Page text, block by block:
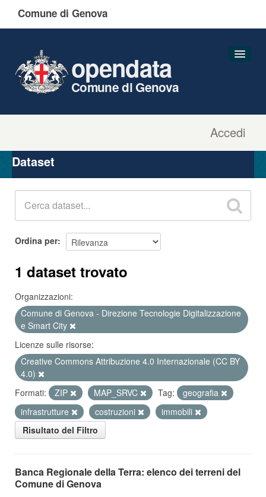
Comune di Genova
Accedi
opendata
Comune di Genova
Organizzazioni
Gruppi
Dataset
Ordina per
1 dataset trovato
Organizzazioni:
Comune di Genova - Direzione Tecnologie Digitalizzazione
e Smart City
Licenze sulle risorse:
Creative Commons Attribuzione 4.0 Internazionale (CC BY
4.0)
Formati:
ZIP MAP_SRVC Tag:
geografia
infrastrutture
costruzioni
immobili
Risultato del Filtro
Banca Regionale della Terra: elenco dei terreni del
Comune di Genova